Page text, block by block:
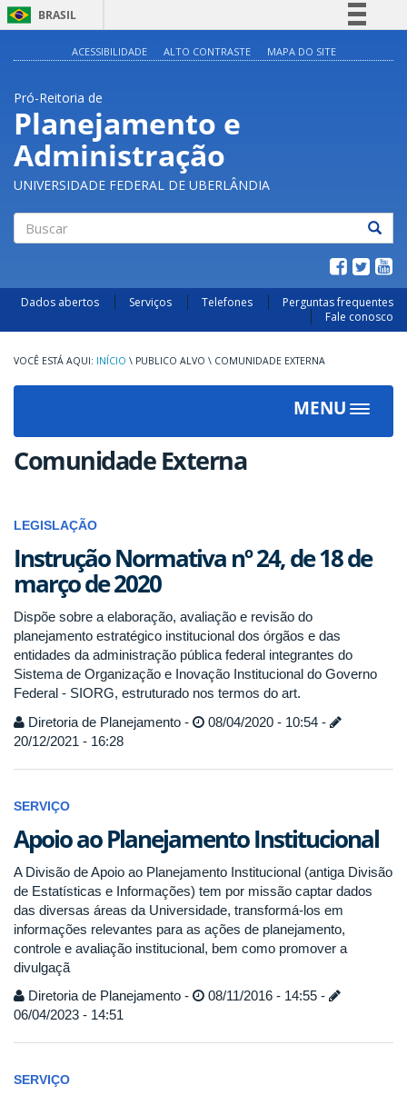
BRASIL
Acesso à informação
ACESSIBILIDADE ALTO CONTRASTE MAPA DO SITE
Pró-Reitoria de
Planejamento e
Administração
UNIVERSIDADE FEDERAL DE UBERLÂNDIA
Dados abertos Serviços Telefones
Perguntas frequentes
Fale conosco
INÍCIO \ PUBLICO ALVO \ COMUNIDADE EXTERNA
MENU
Toggle
Comunidade Externa
LEGISLAÇÃO
Instrução Normativa nº 24, de 18 de
março de 2020
Dispõe sobre a elaboração, avaliação e revisão do
planejamento estratégico institucional dos órgãos e das
entidades da administração pública federal integrantes do
Sistema de Organização e Inovação Institucional do Governo
Federal - SIORG, estruturado nos termos do art.
Diretoria de Planejamento -
08/04/2020 - 10:54 -
20/12/2021 - 16:28
SERVIÇO
Apoio ao Planejamento Institucional
A Divisão de Apoio ao Planejamento Institucional (antiga Divisão
de Estatísticas e Informações) tem por missão captar dados
das diversas áreas da Universidade, transformá-los em
informações relevantes para as ações de planejamento,
controle e avaliação institucional, bem como promover a
divulgaçã
Diretoria de Planejamento -
08/11/2016 - 14:55 -
06/04/2023 - 14:51
SERVIÇO